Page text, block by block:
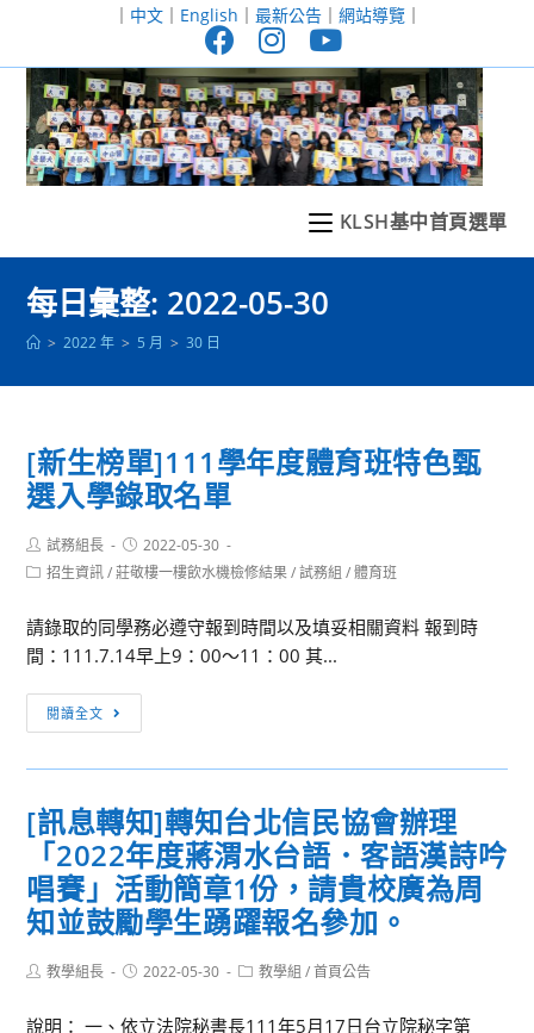
至
｜ 中文｜ English ｜ 最新公告｜ 網站導覽｜
KLSH基中首頁選單
每日彙整: 2022-05-30
> 2022 年 > 5 月 > 30 日
[新生榜單]111學年度體育班特色甄
選入學錄取名單
Post
author:
試務組長
Post
published:
2022-05-30
Post招生資訊 / 莊敬樓一樓飲水機檢修結果 / 試務組 / 體育班
請錄取的同學務必遵守報到時間以及填妥相關資料 報到時
間：111.7.14早上9：00～11：00 其...
閱讀全文
生
榜
學
年
度
體
育
班
色
[訊息轉知]轉知台北信民協會辦理
「2022年度蔣渭水台語．客語漢詩吟
唱賽」活動簡章1份，請貴校廣為周
知並鼓勵學生踴躍報名參加。
Post教學組長
Post2022-05-30
Post教學組 / 首頁公告
說明： 一、依立法院秘書長111年5月17日台立院秘字第